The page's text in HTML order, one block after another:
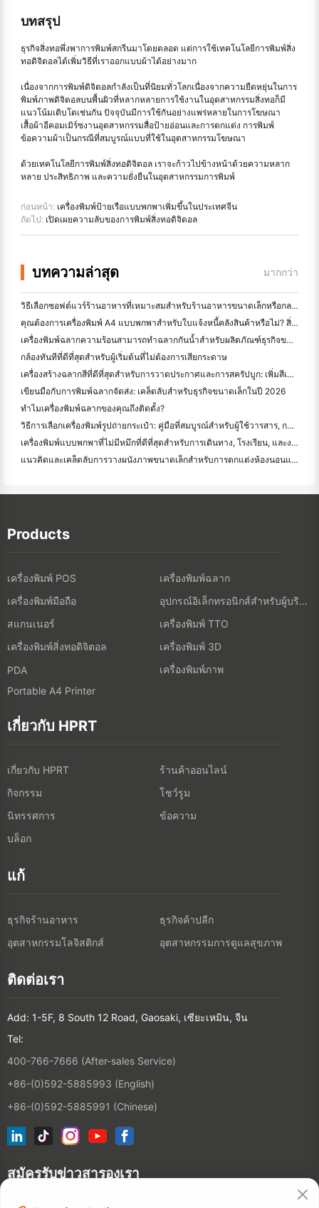
บทสรุป
ธุรกิจสิ่งทอพึ่งพาการพิมพ์สกรีนมาโดยตลอด แต่การใช้เทคโนโลยีการพิมพ์สิ่ง
ทอดิจิตอลได้เพิ่มวิธีที่เราออกแบบผ้าได้อย่างมาก
เนื่องจากการพิมพ์ดิจิตอลกำลังเป็นที่นิยมทั่วโลกเนื่องจากความยืดหยุ่นในการ
พิมพ์ภาพดิจิตอลบนพื้นผิวที่หลากหลายการใช้งานในอุตสาหกรรมสิ่งทอก็มี
แนวโน้มเติบโตเช่นกัน ปัจจุบันมีการใช้กันอย่างแพร่หลายในการโฆษณา
เสื้อผ้าอีคอมเมิร์ซงานอุตสาหกรรมสื่อป้ายอ่อนและการตกแต่ง การพิมพ์
ข้อความผ้าเป็นกรณีที่สมบูรณ์แบบที่ใช้ในอุตสาหกรรมโฆษณา
ด้วยเทคโนโลยีการพิมพ์สิ่งทอดิจิตอล เราจะก้าวไปข้างหน้าด้วยความหลาก
หลาย ประสิทธิภาพ และความยั่งยืนในอุตสาหกรรมการพิมพ์
ก่อนหน้า: เครื่องพิมพ์ป้ายเรือแบบพกพาเพิ่มขึ้นในประเทศจีน
ถัดไป: เปิดเผยความลับของการพิมพ์สิ่งทอดิจิตอล
บทความล่าสุด มากกว่า
วิธีเลือกซอฟต์แวร์ร้านอาหารที่เหมาะสมสำหรับร้านอาหารขนาดเล็กหรือกลางของคุณ
คุณต้องการเครื่องพิมพ์ A4 แบบพกพาสำหรับใบแจ้งหนี้คลังสินค้าหรือไม่? สิ่งที่ทํางานจริง
เครื่องพิมพ์ฉลากความร้อนสามารถทำฉลากกันน้ำสำหรับผลิตภัณฑ์ธุรกิจขนาดเล็กได้หรือไม่?
กล้องทันทีที่ดีที่สุดสําหรับผู้เริ่มต้นที่ไม่ต้องการเสียกระดาษ
เครื่องสร้างฉลากสีที่ดีที่สุดสําหรับการวาดประกาศและการสครัปบูก: เพิ่มสีเพิ่มเติมในทุกหน้า
เขียนมือกับการพิมพ์ฉลากจัดส่ง: เคล็ดลับสําหรับธุรกิจขนาดเล็กในปี 2026
ทำไมเครื่องพิมพ์ฉลากของคุณถึงติดตั้ง?
วิธีการเลือกเครื่องพิมพ์รูปถ่ายกระเป๋า: คู่มือที่สมบูรณ์สําหรับผู้ใช้วารสาร, การเดินทาง, และ iPhone
เครื่องพิมพ์แบบพกพาที่ไม่มีหมึกที่ดีที่สุดสําหรับการเดินทาง, โรงเรียน, และงานมือถือ: Hanin MT620 Pro รีวิว
แนวคิดและเคล็ดลับการวางผนังภาพขนาดเล็กสำหรับการตกแต่งห้องนอนและห้องพัก
Products
เครื่องพิมพ์ POS
เครื่องพิมพ์ฉลาก
เครื่องพิมพ์มือถือ
อุปกรณ์อิเล็กทรอนิกส์สำหรับผู้บริโภค
สแกนเนอร์
เครื่องพิมพ์ TTO
เครื่องพิมพ์สิ่งทอดิจิตอล
เครื่องพิมพ์ 3D
PDA
เครื่องพิมพ์ภาพ
Portable A4 Printer
เกี่ยวกับ HPRT
เกี่ยวกับ HPRT
ร้านค้าออนไลน์
กิจกรรม
โชว์รูม
นิทรรศการ
ข้อความ
บล็อก
แก้
ธุรกิจร้านอาหาร
ธุรกิจค้าปลีก
อุตสาหกรรมโลจิสติกส์
อุตสาหกรรมการดูแลสุขภาพ
ติดต่อเรา
Add: 1-5F, 8 South 12 Road, Gaosaki, เซียะเหมิน, จีน
Tel:
400-766-7666 (After-sales Service)
+86-(0)592-5885993 (English)
+86-(0)592-5885991 (Chinese)
สมัครรับข่าวสารองเรา